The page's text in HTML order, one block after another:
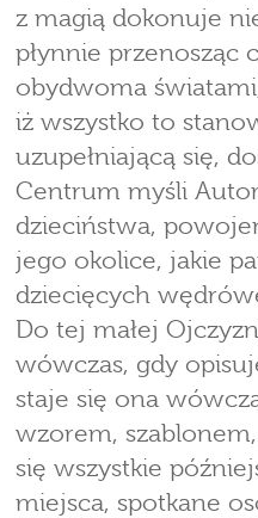
z magią dokonuje
płynnie przenosząc
obydwoma
iż wszystko to
uzupełniającą się,
Centrum myśli
dzieciństwa,
jego okolice, jakie
dziecięcych
Do tej małej
wówczas, gdy
staje się ona
wzorem,
się wszystkie
miejsca, spotkane